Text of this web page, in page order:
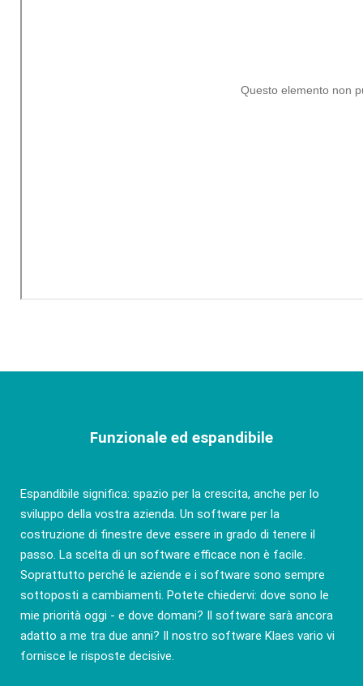
Funzionale ed espandibile
Espandibile significa: spazio per la crescita, anche per lo
sviluppo della vostra azienda. Un software per la
costruzione di finestre deve essere in grado di tenere il
passo. La scelta di un software efficace non è facile.
Soprattutto perché le aziende e i software sono sempre
sottoposti a cambiamenti. Potete chiedervi: dove sono le
mie priorità oggi - e dove domani? Il software sarà ancora
adatto a me tra due anni? Il nostro software Klaes vario vi
fornisce le risposte decisive.